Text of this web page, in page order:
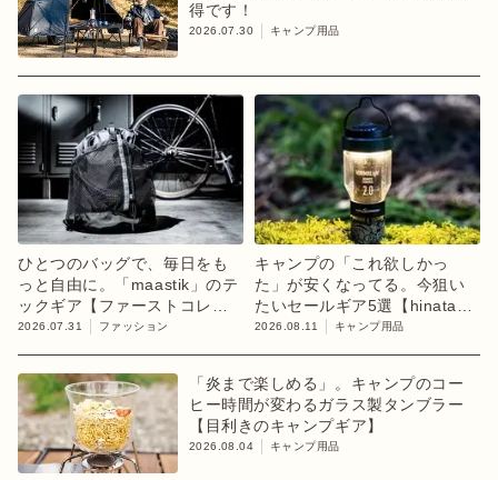
得です！
2026.07.30 キャンプ用品
ひとつのバッグで、毎日をも
っと自由に。「maastik」のテ
ックギア【ファーストコレク
ション「chapter 1」】
2026.07.31 ファッション
キャンプの「これ欲しかっ
た」が安くなってる。今狙い
たいセールギア5選【hinataス
トア】
2026.08.11 キャンプ用品
「炎まで楽しめる」。キャンプのコー
ヒー時間が変わるガラス製タンブラー
【目利きのキャンプギア】
2026.08.04 キャンプ用品